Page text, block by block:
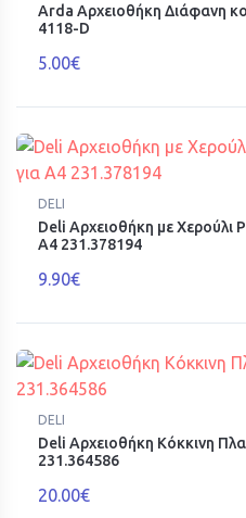
Arda Αρχειοθήκη Διάφανη
4118-D
5.00€
DELI
Deli Αρχειοθήκη με Χερούλι
Α4 231.378194
9.90€
DELI
Deli Αρχειοθήκη Κόκκινη
231.364586
20.00€